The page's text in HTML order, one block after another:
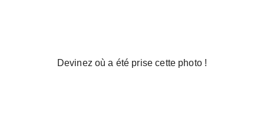
Devinez où a été prise cette photo !